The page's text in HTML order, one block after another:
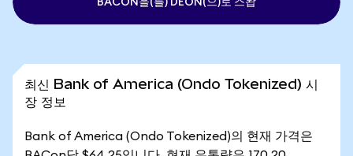
BACON을(를) DEON(으)로 스왑
최신 Bank of America (Ondo Tokenized) 시
장 정보
Bank of America (Ondo Tokenized)의 현재 가격은